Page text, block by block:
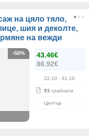
на цяло тяло,
шия и деколте,
на вежди
43.46€
86.92€
22.10 - 31.10
93 грабнати
Център
-50%